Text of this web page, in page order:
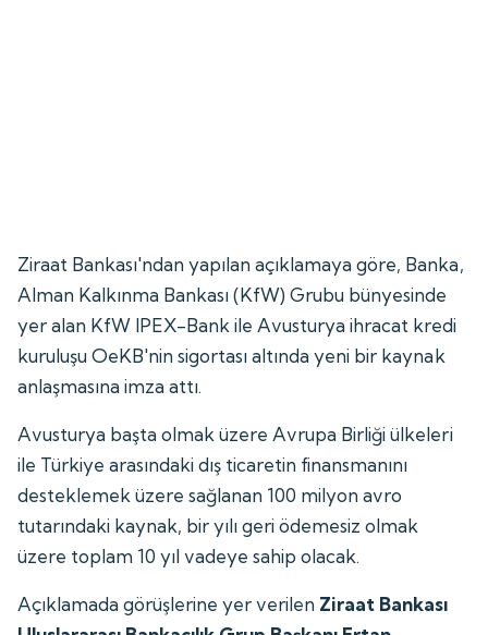
Ziraat Bankası'ndan yapılan açıklamaya göre, Banka,
Alman Kalkınma Bankası (KfW) Grubu bünyesinde
yer alan KfW IPEX-Bank ile Avusturya ihracat kredi
kuruluşu OeKB'nin sigortası altında yeni bir kaynak
anlaşmasına imza attı.
Avusturya başta olmak üzere Avrupa Birliği ülkeleri
ile Türkiye arasındaki dış ticaretin finansmanını
desteklemek üzere sağlanan 100 milyon avro
tutarındaki kaynak, bir yılı geri ödemesiz olmak
üzere toplam 10 yıl vadeye sahip olacak.
Açıklamada görüşlerine yer verilen Ziraat Bankası